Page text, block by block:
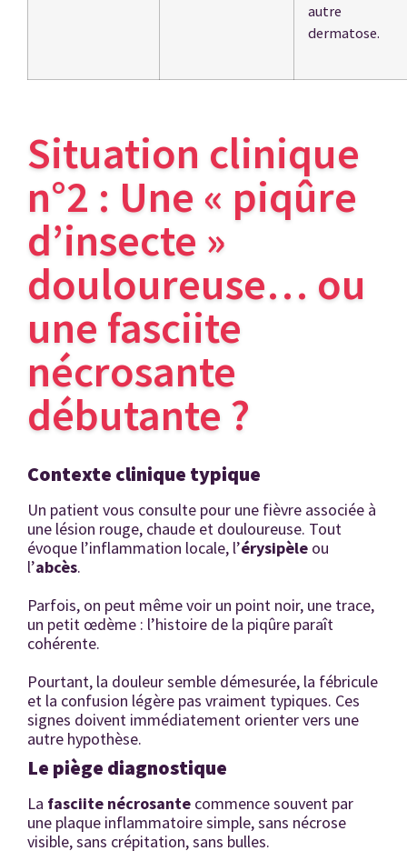
autre
dermatose.
Situation clinique
n°2 : Une « piqûre
d’insecte »
douloureuse… ou
une fasciite
nécrosante
débutante ?
Contexte clinique typique
Un patient vous consulte pour une fièvre associée à
une lésion rouge, chaude et douloureuse. Tout
évoque l’inflammation locale, l’érysipèle ou
l’abcès.
Parfois, on peut même voir un point noir, une trace,
un petit œdème : l’histoire de la piqûre paraît
cohérente.
Pourtant, la douleur semble démesurée, la fébricule
et la confusion légère pas vraiment typiques. Ces
signes doivent immédiatement orienter vers une
autre hypothèse.
Le piège diagnostique
La fasciite nécrosante commence souvent par
une plaque inflammatoire simple, sans nécrose
visible, sans crépitation, sans bulles.